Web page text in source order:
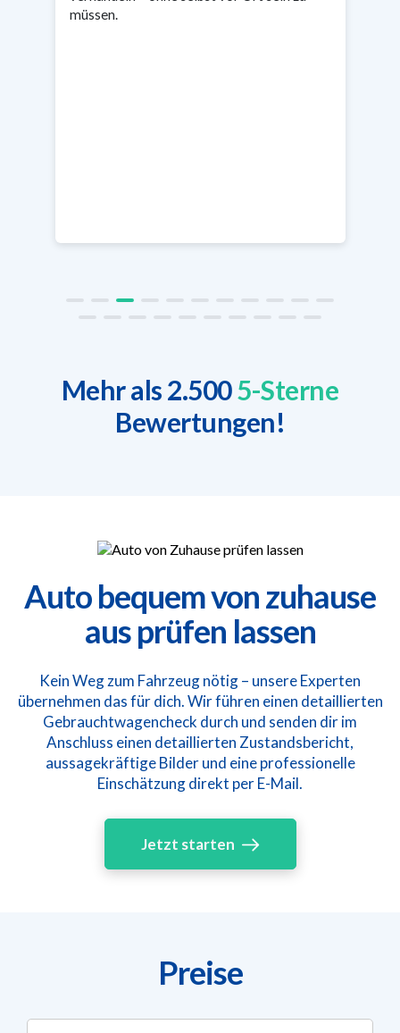
müssen.
Mehr als 2.5005-Sterne
Bewertungen!
Auto bequem von zuhause
aus prüfen lassen
Kein Weg zum Fahrzeug nötig – unsere Experten
übernehmen das für dich. Wir führen einen detaillierten
Gebrauchtwagencheck durch und senden dir im
Anschluss einen detaillierten Zustandsbericht,
aussagekräftige Bilder und eine professionelle
Einschätzung direkt per E-Mail.
Jetzt starten
Preise